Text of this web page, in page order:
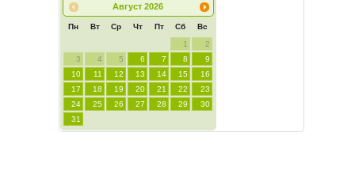
Август 2026
Пн Вт Ср Чт Пт Сб Вс
1
2
3
4 5 6 7 8
9
10
11 12 13 14 15
16
17
18 19 20 21 22
23
24
25 26 27 28 29
30
31